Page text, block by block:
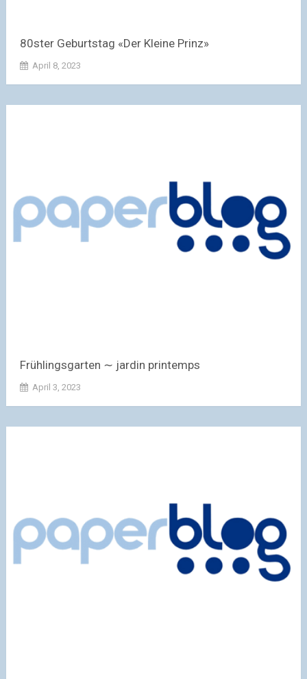
80ster Geburtstag «Der Kleine Prinz»
April 8, 2023
Frühlingsgarten ∼ jardin printemps
April 3, 2023